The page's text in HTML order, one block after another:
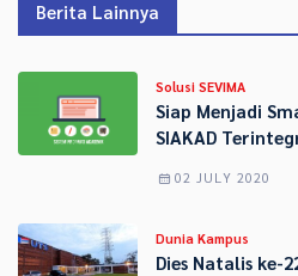
Berita Lainnya
Solusi SEVIMA
Siap Menjadi
SIAKAD
02 JULY 2020
Dunia Kampus
Dies Natalis ke-